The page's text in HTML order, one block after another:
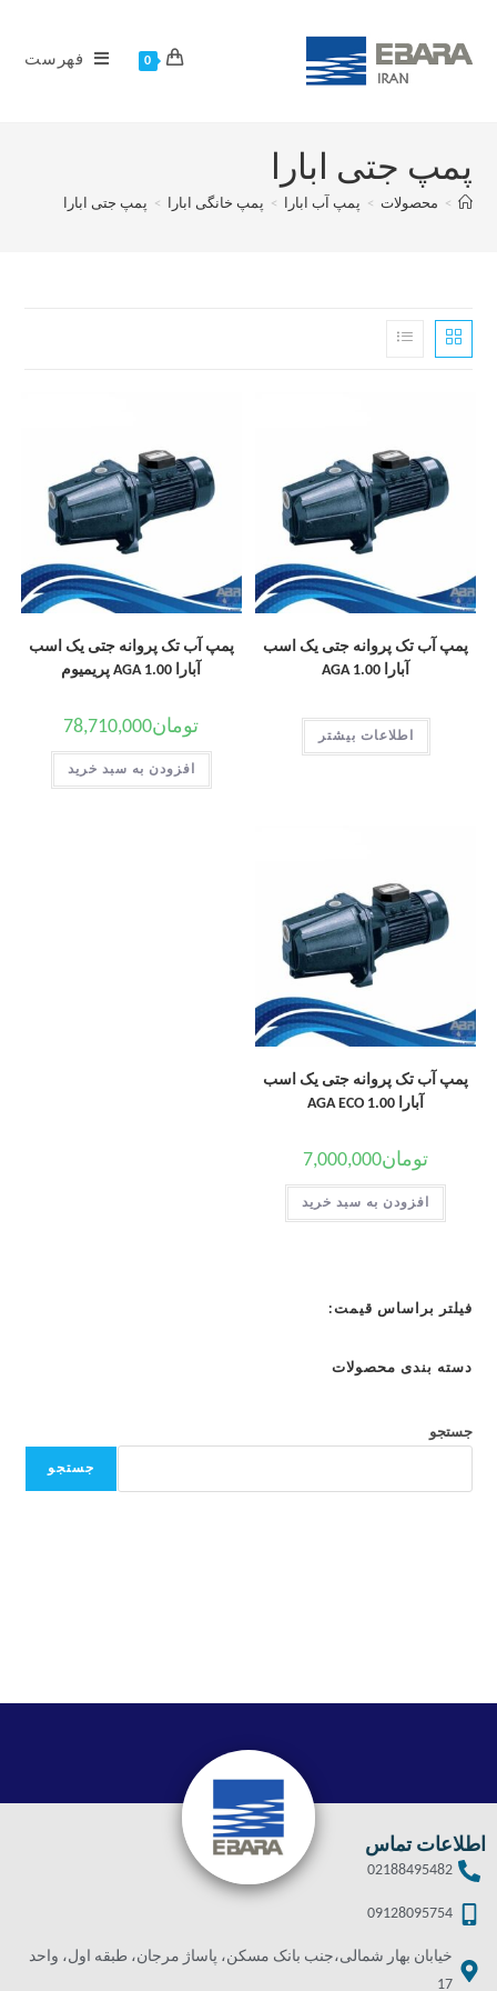
0 فهرست
پمپ جتی ابارا
> محصولات > پمپ آب ابارا > پمپ خانگی ابارا > پمپ جتی ابارا
پمپ آب تک پروانه جتی یک اسب
آبارا AGA 1.00
اطلاعات بیشتر
پمپ آب تک پروانه جتی یک اسب
آبارا AGA 1.00 پریمیوم
تومان78,710,000
افزودن به سبد خرید
پمپ آب تک پروانه جتی یک اسب
آبارا AGA ECO 1.00
تومان7,000,000
افزودن به سبد خرید
فیلتر براساس قیمت:
دسته بندی محصولات
جستجو
جستجو
اطلاعات تماس
02188495482
09128095754
خیابان بهار شمالی،جنب بانک مسکن، پاساژ مرجان، طبقه اول، واحد
17